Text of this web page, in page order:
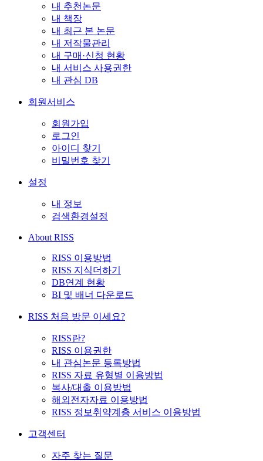
내 추천논문
내 책장
내 최근 본 논문
내 저작물관리
내 구매·신청 현황
내 서비스 사용권한
내 관심 DB
회원서비스
회원가입
로그인
아이디 찾기
비밀번호 찾기
설정
내 정보
검색환경설정
About RISS
RISS 이용방법
RISS 지식더하기
DB연계 현황
BI 및 배너 다운로드
RISS 처음 방문 이세요?
RISS란?
RISS 이용권한
내 관심논문 등록방법
RISS 자료 유형별 이용방법
복사/대출 이용방법
해외전자자료 이용방법
RISS 정보취약계층 서비스 이용방법
고객센터
자주 찾는 질문